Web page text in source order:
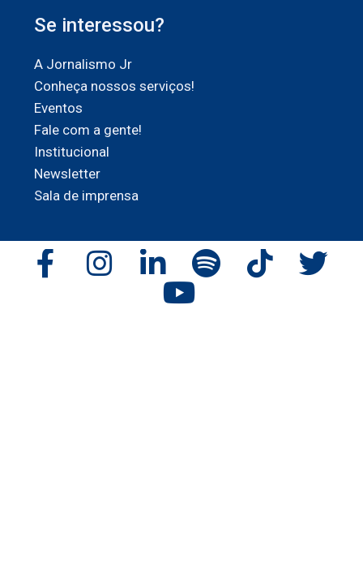
Se interessou?
A Jornalismo Jr
Conheça nossos serviços!
Eventos
Fale com a gente!
Institucional
Newsletter
Sala de imprensa